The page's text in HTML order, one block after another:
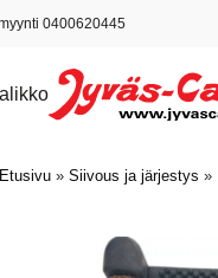
0400620445
Etusivu » Siivous ja järjestys »